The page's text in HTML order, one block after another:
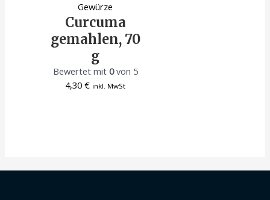
Gewürze
Curcuma
gemahlen, 70
g
Bewertet mit 0von 5
4,30€ inkl. MwSt